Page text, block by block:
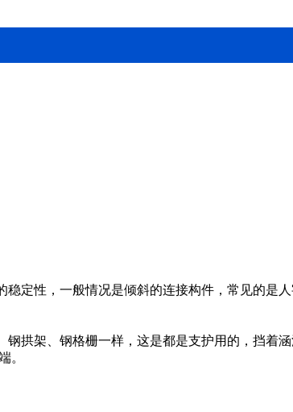
定性，一般情况是倾斜的连接构件，常见的是
拱架、钢格栅一样，这是都是支护用的，挡着
。